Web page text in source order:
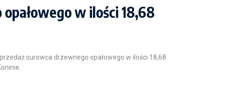
w ilości 18,68
surowca drzewnego opałowego w ilości 18,68